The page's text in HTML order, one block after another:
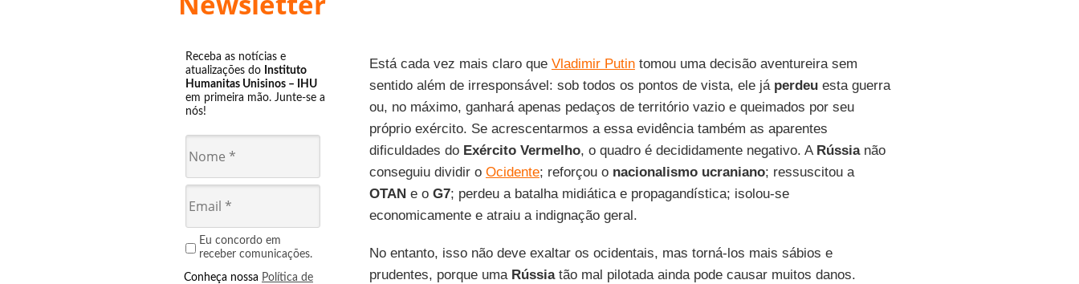
Receba as notícias e
atualizações do Instituto
Humanitas Unisinos – IHU
em primeira mão. Junte-se a
nós!
Eu concordo em
receber comunicações.
Conheça nossa Política de
Está cada vez mais claro que Vladimir Putintomou uma decisão aventureira sem
sentido além de irresponsável: sob todos os pontos de vista, ele já perdeuesta guerra
ou, no máximo, ganhará apenas pedaços de território vazio e queimados por seu
próprio exército. Se acrescentarmos a essa evidência também as aparentes
dificuldades do Exército Vermelho, o quadro é decididamente negativo. A Rússianão
conseguiu dividir o Ocidente; reforçou o nacionalismo ucraniano; ressuscitou a
OTANe o G7; perdeu a batalha midiática e propagandística; isolou-se
economicamente e atraiu a indignação geral.
No entanto, isso não deve exaltar os ocidentais, mas torná-los mais sábios e
prudentes, porque uma Rússiatão mal pilotada ainda pode causar muitos danos.